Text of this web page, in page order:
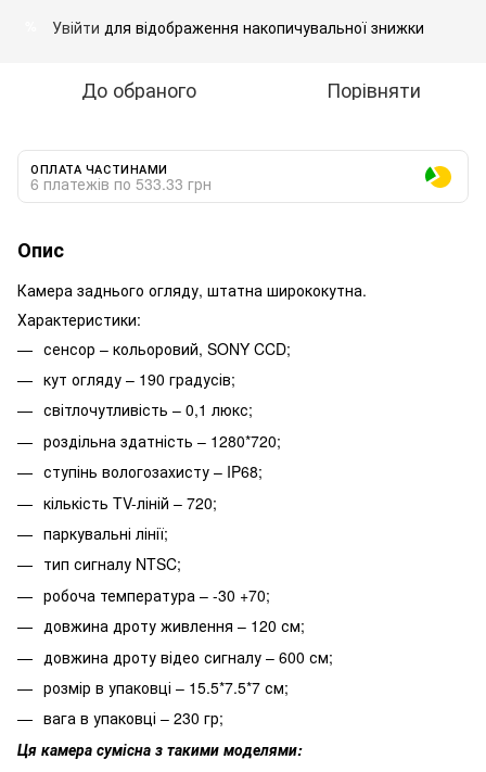
Увійти для відображення накопичувальної знижки
До обраного Порівняти
ОПЛАТА ЧАСТИНАМИ
6 платежів по 533.33 грн
Опис
Камера заднього огляду, штатна ширококутна.
Характеристики:
сенсор – кольоровий, SONY CCD;
кут огляду – 190 градусів;
світлочутливість – 0,1 люкс;
роздільна здатність – 1280*720;
ступінь вологозахисту – IP68;
кількість TV-ліній – 720;
паркувальні лінії;
тип сигналу NTSC;
робоча температура – -30 +70;
довжина дроту живлення – 120 см;
довжина дроту відео сигналу – 600 см;
розмір в упаковці – 15.5*7.5*7 см;
вага в упаковці – 230 гр;
Ця камера сумісна з такими моделями: